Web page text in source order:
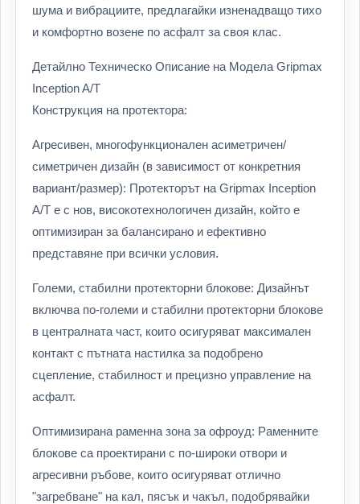
шума и вибрациите, предлагайки изненадващо тихо
и комфортно возене по асфалт за своя клас.
Детайлно Техническо Описание на Модела Gripmax
Inception A/T
Конструкция на протектора:
Агресивен, многофункционален асиметричен/
симетричен дизайн (в зависимост от конкретния
вариант/размер): Протекторът на Gripmax Inception
A/T е с нов, високотехнологичен дизайн, който е
оптимизиран за балансирано и ефективно
представяне при всички условия.
Големи, стабилни протекторни блокове: Дизайнът
включва по-големи и стабилни протекторни блокове
в централната част, които осигуряват максимален
контакт с пътната настилка за подобрено
сцепление, стабилност и прецизно управление на
асфалт.
Оптимизирана раменна зона за офроуд: Раменните
блокове са проектирани с по-широки отвори и
агресивни ръбове, които осигуряват отлично
"загребване" на кал, пясък и чакъл, подобрявайки